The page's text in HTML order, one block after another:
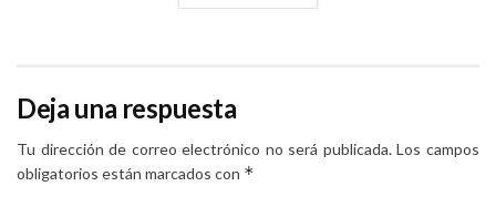
Deja una respuesta
Tu dirección de correo electrónico no será publicada. Los campos
obligatorios están marcados con *